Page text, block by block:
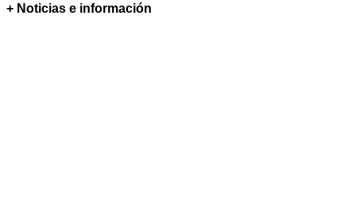
+ Noticias e información